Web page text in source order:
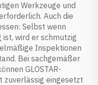
Werkzeuge und
Auch die
Selbst wenn
wird er schmutzig
Inspektionen
Bei sachgemäßer
GLOSTAR-
eingesetzt